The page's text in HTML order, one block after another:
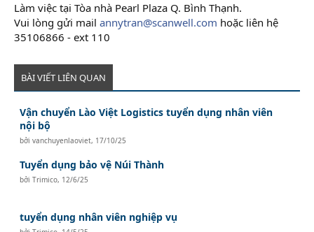
Làm việc tại Tòa nhà Pearl Plaza Q. Bình Thạnh.
Vui lòng gửi mail annytran@scanwell.com hoặc liên hệ
35106866 - ext 110
BÀI VIẾT LIÊN QUAN
Vận chuyển Lào Việt Logistics tuyển dụng nhân viên
nội bộ
bởivanchuyenlaoviet, 17/10/25
Tuyển dụng bảo vệ Núi Thành
bởiTrimico, 12/6/25
tuyển dụng nhân viên nghiệp vụ